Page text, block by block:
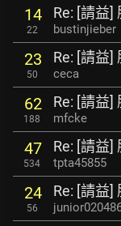
14
22
Re: [請益]
bustinjieber
23
50
Re: [請益]
ceca
62
188
Re: [請益]
mfcke
47
534
Re: [請益]
tpta45855
24
56
Re: [請益]